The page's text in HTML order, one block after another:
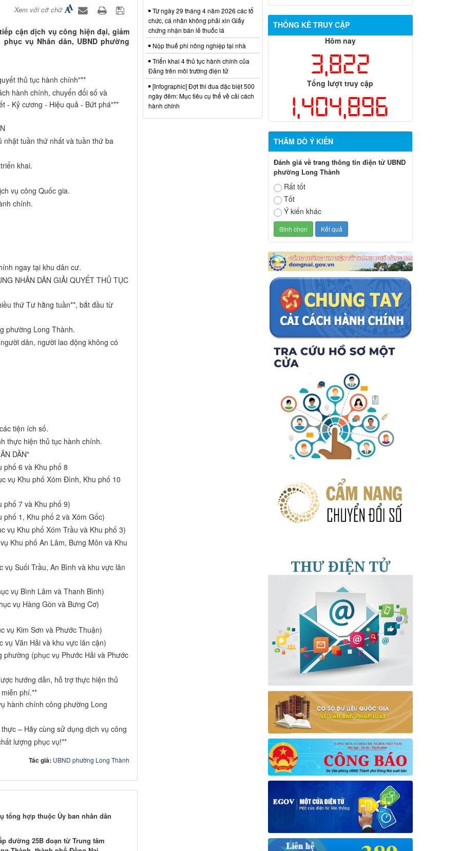
Xem với cỡ chữ
cận dịch vụ công hiện đại, giảm
vụ Nhân dân, UBND phường
thủ tục hành chính"**
hành chính, chuyển đổi số và
- Kỷ cương - Hiệu quả - Bứt phá"**
nhật tuần thứ nhất và tuần thứ ba
khai.
vụ công Quốc gia.
chính.
ngay tại khu dân cư.
NHÂN DÂN GIẢI QUYẾT THỦ TỤC
thứ Tư hằng tuần**, bắt đầu từ
phường Long Thành.
dân, người lao động không có
tiện ích số.
thực hiện thủ tục hành chính.
DÂN"
phố 6 và Khu phố 8
vụ Khu phố Xóm Đình, Khu phố 10
phố 7 và Khu phố 9)
1, Khu phố 2 và Xóm Gốc)
vụ Khu phố Xóm Trầu và Khu phố 3)
Khu phố An Lâm, Bưng Môn và Khu
vụ Suối Trầu, An Bình và khu vực lân
vụ Bình Lâm và Thanh Bình)
vụ Hàng Gòn và Bưng Cơ)
vụ Kim Sơn và Phước Thuận)
vụ Văn Hải và khu vực lân cận)
(phục vụ Phước Hải và Phước
hướng dẫn, hỗ trợ thực hiện thủ
phí.**
hành chính công phường Long
– Hãy cùng sử dụng dịch vụ công
lượng phục vụ!**
Tác giả: UBND phường Long Thành
tổng hợp thuộc Ủy ban nhân dân
đường 25B đoạn từ Trung tâm
án Cảng hàng không quốc tế Long
Thành
THỐNG KÊ TRUY CẬP
Hôm nay
3,822
Tổng lượt truy cập
1,404,896
THĂM DÒ Ý KIẾN
Đánh giá về trang thông tin điện tử UBND
phường Long Thành
Rất tốt
Tốt
Ý kiến khác
Từ ngày 29 tháng 4 năm 2026 các tổ
chức, cá nhân không phải xin Giấy
chứng nhận bán lẻ thuốc lá
Nộp thuế phi nông nghiệp tại nhà
Triển khai 4 thủ tục hành chính của
Đảng trên môi trường điện tử
[Infographic] Đợt thi đua đặc biệt 500
ngày đêm: Mục tiêu cụ thể về cải cách
hành chính